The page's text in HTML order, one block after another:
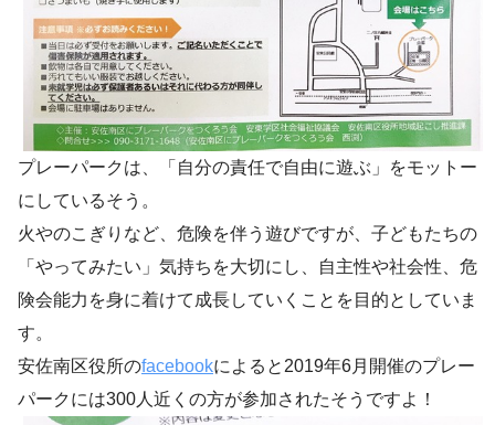
プレーパークは、「自分の責任で自由に遊ぶ」をモットー
にしているそう。
火やのこぎりなど、危険を伴う遊びですが、子どもたちの
「やってみたい」気持ちを大切にし、自主性や社会性、危
険会能力を身に着けて成長していくことを目的としていま
す。
安佐南区役所のfacebookによると2019年6月開催のプレー
パークには300人近くの方が参加されたそうですよ！